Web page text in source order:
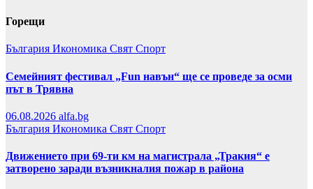
Горещи
България Икономика Свят Спорт
Семейният фестивал „Fun навън“ ще се проведе за осми
път в Трявна
06.08.2026 alfa.bg
България Икономика Свят Спорт
Движението при 69-ти км на магистрала „Тракия“ е
затворено заради възникналия пожар в района